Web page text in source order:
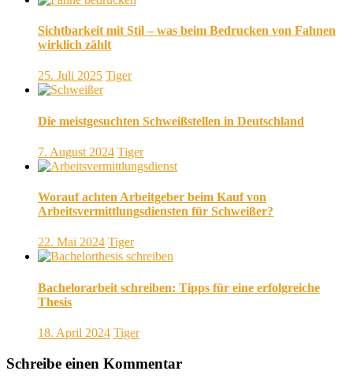
Sichtbarkeit mit Stil – was beim Bedrucken von Fahnen
wirklich zählt
25. Juli 2025 Tiger
Die meistgesuchten Schweißstellen in Deutschland
7. August 2024 Tiger
Worauf achten Arbeitgeber beim Kauf von
Arbeitsvermittlungsdiensten für Schweißer?
22. Mai 2024 Tiger
Bachelorarbeit schreiben: Tipps für eine erfolgreiche
Thesis
18. April 2024 Tiger
Schreibe einen Kommentar